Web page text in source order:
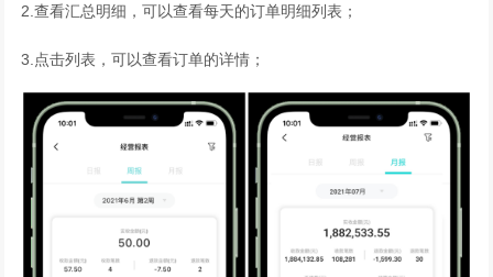
2.查看汇总明细，可以查看每天的订单明细列表；
3.点击列表，可以查看订单的详情；